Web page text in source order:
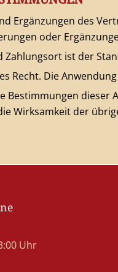
Ergänzungen des
oder
Zahlungsort ist der
Recht. Die
Bestimmungen dieser
Wirksamkeit der
Uhr